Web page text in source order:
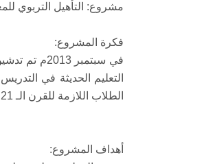
مشروع: التأهيل التربوي
فكرة المشروع:
في سبتمبر
التعليم الحديثة في
الطلاب اللازمة للقرن الـ 21
أهداف المشروع: